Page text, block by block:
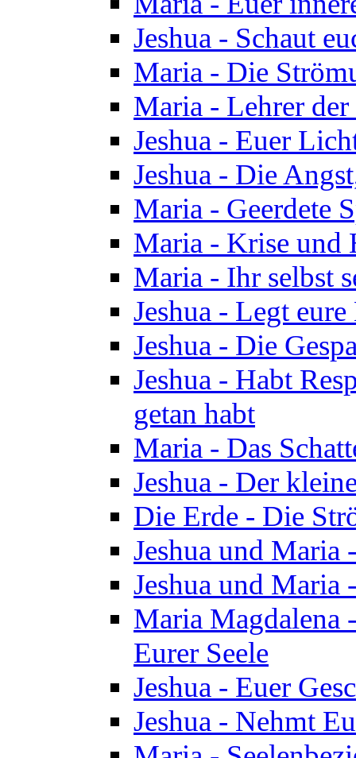
Jeshua - Schaut
Maria - Die
Maria - Lehrer
Jeshua - Euer
Jeshua - Die
Maria - Geerdete
Maria - Krise und
Maria - Ihr selbst
Jeshua - Legt
Jeshua - Die
Jeshua - Habt
getan habt
Maria - Das
Jeshua - Der
Die Erde - Die
Jeshua und Maria
Jeshua und Maria
Maria Magdalena
Eurer Seele
Jeshua - Euer
Jeshua - Nehmt